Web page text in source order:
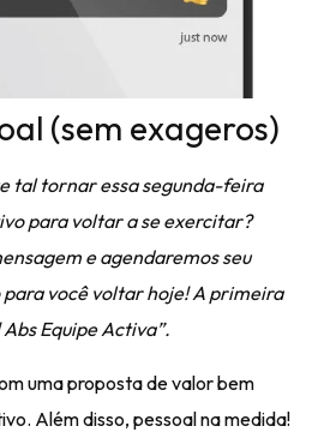
(sem exageros)
tal tornar essa segunda-feira
para voltar a se exercitar?
e agendaremos seu
você voltar hoje! A primeira
Equipe Activa”.
uma proposta de valor bem
. Além disso, pessoal na medida!